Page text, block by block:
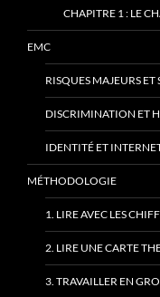
CHAPITRE 1 : LE
EMC
RISQUES MAJEURS
DISCRIMINATION ET
IDENTITÉ ET
MÉTHODOLOGIE
1. LIRE AVEC LES
2. LIRE UNE CARTE
3. TRAVAILLER EN